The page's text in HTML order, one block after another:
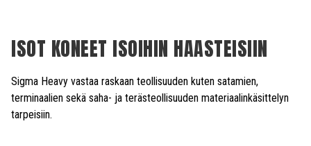
ISOT KONEET ISOIHIN HAASTEISIIN
Sigma Heavy vastaa raskaan teollisuuden kuten satamien,
terminaalien sekä saha- ja terästeollisuuden materiaalinkäsittelyn
tarpeisiin.